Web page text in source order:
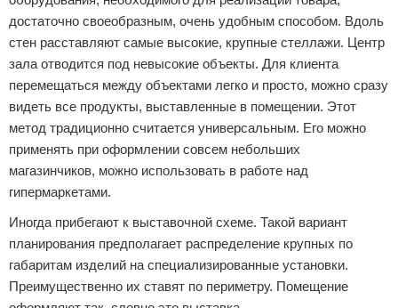
достаточно своеобразным, очень удобным способом. Вдоль
стен расставляют самые высокие, крупные стеллажи. Центр
зала отводится под невысокие объекты. Для клиента
перемещаться между объектами легко и просто, можно сразу
видеть все продукты, выставленные в помещении. Этот
метод традиционно считается универсальным. Его можно
применять при оформлении совсем небольших
магазинчиков, можно использовать в работе над
гипермаркетами.
Иногда прибегают к выставочной схеме. Такой вариант
планирования предполагает распределение крупных по
габаритам изделий на специализированные установки.
Преимущественно их ставят по периметру. Помещение